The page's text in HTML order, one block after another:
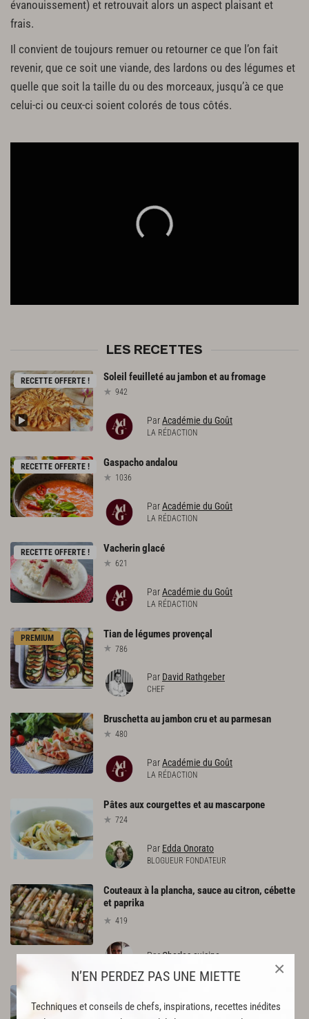
N’EN PERDEZ PAS UNE MIETTE
Techniques et conseils de chefs, inspirations, recettes inédites
×
évanouissement) et retrouvait alors un aspect plaisant et
frais.
Il convient de toujours remuer ou retourner ce que l’on fait
revenir, que ce soit une viande, des lardons ou des légumes et
quelle que soit la taille du ou des morceaux, jusqu’à ce que
celui-ci ou ceux-ci soient colorés de tous côtés.
LES RECETTES
RECETTE OFFERTE ! Soleil feuilletéaujambonetaufromage
942
ParAcadémie du Goût
LA RÉDACTION
RECETTE OFFERTE ! Gaspachoandalou
1036
ParAcadémie du Goût
LA RÉDACTION
RECETTE OFFERTE ! Vacheringlacé
621
ParAcadémie du Goût
LA RÉDACTION
PREMIUM Tiande légumesprovençal
786
Par David Rathgeber
CHEF
Bruschettaaujamboncruetauparmesan
480
ParAcadémie du Goût
LA RÉDACTION
Pâtesauxcourgettesetaumascarpone
724
Par Edda Onorato
BLOGUEUR FONDATEUR
Couteaux à la plancha, sauce au citron, cébette
et paprika
419
ParCharles cuisine
120